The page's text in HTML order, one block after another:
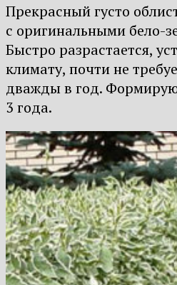
Прекрасный густо
с оригинальными бело-
Быстро разрастается,
климату, почти не
дважды в год.
3 года.